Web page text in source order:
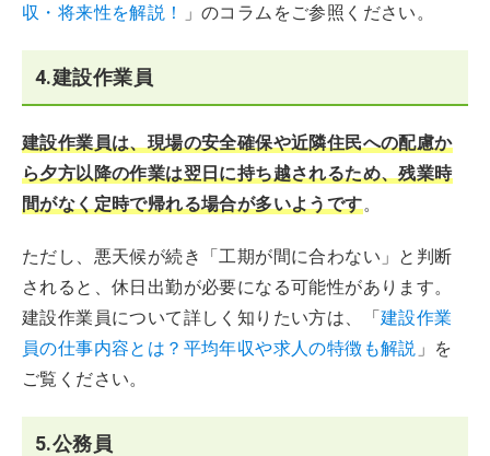
収・将来性を解説！ 」のコラムをご参照ください。
4.建設作業員
建設作業員は、現場の安全確保や近隣住民への配慮か
ら夕方以降の作業は翌日に持ち越されるため、残業時
間がなく定時で帰れる場合が多いようです。
ただし、悪天候が続き「工期が間に合わない」と判断
されると、休日出勤が必要になる可能性があります。
建設作業員について詳しく知りたい方は、「建設作業
員の仕事内容とは？平均年収や求人の特徴も解説 」を
ご覧ください。
5.公務員